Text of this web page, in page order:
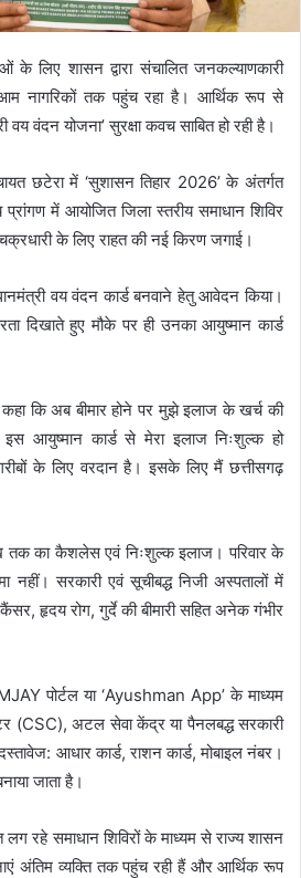
के लिए शासन द्वारा संचालित जनकल्याणकारी
नागरिकों तक पहुंच रहा है। आर्थिक रूप से
वय वंदन योजना’ सुरक्षा कवच साबित हो रही है।
छटेरा में ‘सुशासन तिहार 2026’ के अंतर्गत
प्रांगण में आयोजित जिला स्तरीय समाधान शिविर
के लिए राहत की नई किरण जगाई।
वय वंदन कार्ड बनवाने हेतु आवेदन किया।
दिखाते हुए मौके पर ही उनका आयुष्मान कार्ड
कहा कि अब बीमार होने पर मुझे इलाज के खर्च की
आयुष्मान कार्ड से मेरा इलाज निःशुल्क हो
के लिए वरदान है। इसके लिए मैं छत्तीसगढ़
तक का कैशलेस एवं निःशुल्क इलाज। परिवार के
नहीं। सरकारी एवं सूचीबद्ध निजी अस्पतालों में
हृदय रोग, गुर्दे की बीमारी सहित अनेक गंभीर
पोर्टल या ‘Ayushman App’ के माध्यम
(CSC), अटल सेवा केंद्र या पैनलबद्ध सरकारी
आधार कार्ड, राशन कार्ड, मोबाइल नंबर।
जाता है।
रहे समाधान शिविरों के माध्यम से राज्य शासन
अंतिम व्यक्ति तक पहुंच रही हैं और आर्थिक रूप